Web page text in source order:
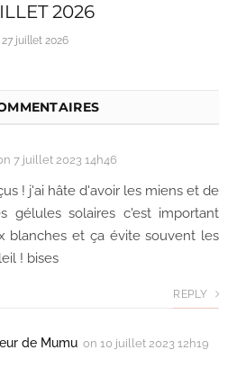
2026
27 juillet 2026
7 juillet 2023 14h46
! j'ai hâte d'avoir les miens et de
gélules solaires c'est important
blanches et ça évite souvent les
! bises
REPLY
de Mumu on 10 juillet 2023 12h19